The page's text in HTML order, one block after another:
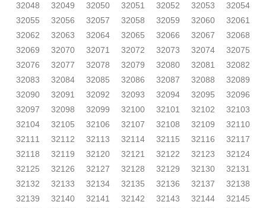
32048
32049 32050 32051 32052 32053
32054
32055
32056 32057 32058 32059 32060
32061
32062
32063 32064 32065 32066 32067
32068
32069
32070 32071 32072 32073 32074
32075
32076
32077 32078 32079 32080 32081
32082
32083
32084 32085 32086 32087 32088
32089
32090
32091 32092 32093 32094 32095
32096
32097
32098 32099 32100 32101 32102
32103
32104
32105 32106 32107 32108 32109
32110
32111
32112 32113 32114 32115 32116
32117
32118
32119 32120 32121 32122 32123
32124
32125
32126 32127 32128 32129 32130
32131
32132
32133 32134 32135 32136 32137
32138
32139
32140 32141 32142 32143 32144
32145